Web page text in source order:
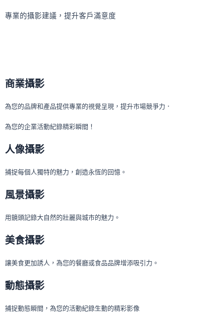
專業的攝影建議，提升客戶滿意度
商業攝影
為您的品牌和產品提供專業的視覺呈現，提升市場競爭力．
為您的企業活動紀錄精彩瞬間！
人像攝影
捕捉每個人獨特的魅力，創造永恆的回憶。
風景攝影
用鏡頭記錄大自然的壯麗與城市的魅力。
美食攝影
讓美食更加誘人，為您的餐廳或食品品牌增添吸引力。
動態攝影
捕捉動態瞬間，為您的活動紀錄生動的精彩影像